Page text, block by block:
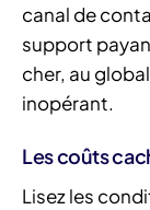
canal de
support
cher, au
inopérant.
Les coûts
Lisez les